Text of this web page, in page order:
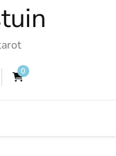
0